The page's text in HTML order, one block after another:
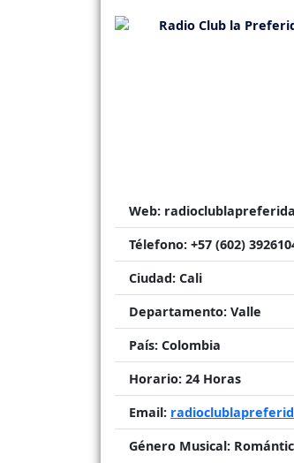
Web:
Télefono: +57 (602)
Ciudad: Cali
Departamento: Valle
País: Colombia
Horario: 24 Horas
Email:
Género Musical: